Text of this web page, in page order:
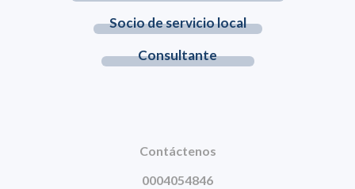
Socio de servicio local
Consultante
Contáctenos
0004054846